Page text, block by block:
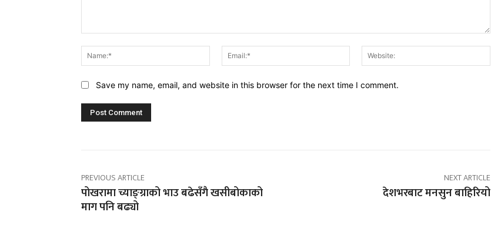
Name:*
Email:*
Save my name, email, and website in this browser for the next time I comment.
PREVIOUS ARTICLE
पोखरामा च्याङ्ग्राको भाउ बढेसँगै खसीबोकाको
माग पनि बढ्यो
NEXT ARTICLE
देशभरबाट मनसुन बाहिरियो